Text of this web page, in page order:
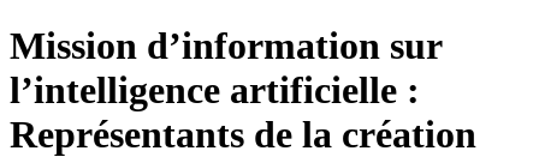
Mission d’information sur
l’intelligence artificielle :
Représentants de la création